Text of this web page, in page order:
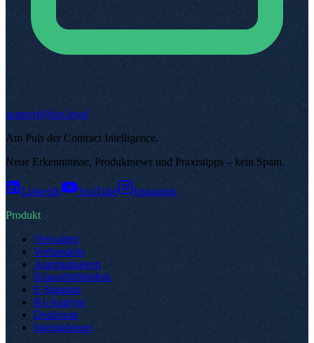
support@top.legal
Am Puls der Contract Intelligence.
Neue Erkenntnisse, Produktnews und Praxistipps – kein Spam.
LinkedIn YouTube
Instagram
Produkt
Verwalten
Verhandeln
Automatisieren
Klauselbibliothek
E-Signatur
KI-Analyse
Dealroom
Integrationen